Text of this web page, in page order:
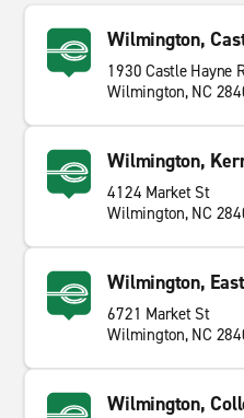
Wilmington,
1930 Castle Hayne
Wilmington, NC
Wilmington,
4124 Market St
Wilmington, NC
Wilmington,
6721 Market St
Wilmington, NC
Wilmington,